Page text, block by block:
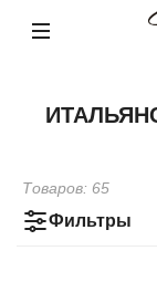
Фильтры
Товаров: 65